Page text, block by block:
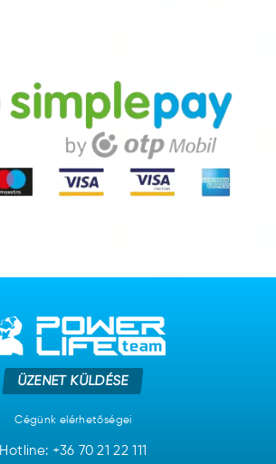
ÜZENET KÜLDÉSE
Cégünk elérhetőségei
Hotline: +36 70 21 22 111